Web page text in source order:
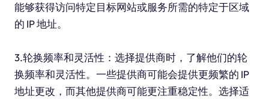
能够获得访问特定目标网站或服务所需的特定于区域
的 IP 地址。
3.轮换频率和灵活性：选择提供商时，了解他们的轮
换频率和灵活性。一些提供商可能会提供更频繁的 IP
地址更改，而其他提供商可能更注重稳定性。选择适